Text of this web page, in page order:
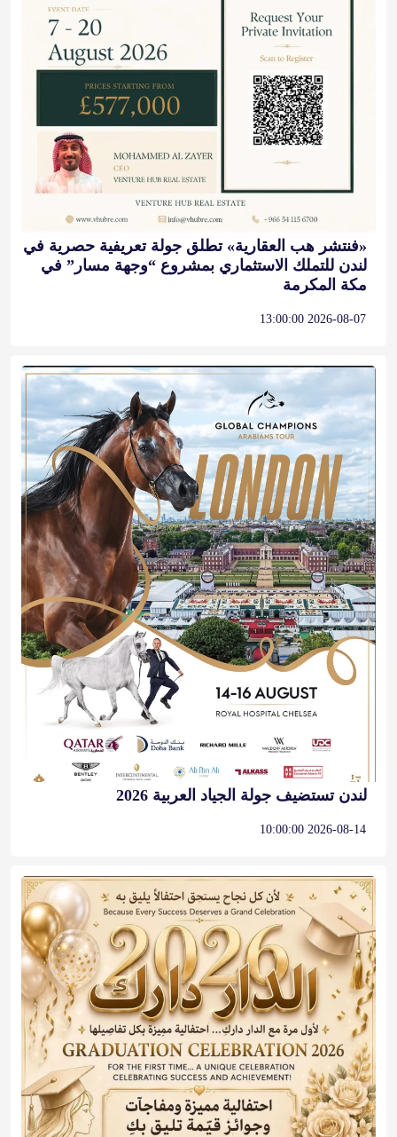
«فنتشر هب العقارية» تطلق جولة تعريفية حصرية في
لندن للتملك الاستثماري بمشروع “وجهة مسار” في
مكة المكرمة
2026-08-07 13:00:00
لندن تستضيف جولة الجياد العربية 2026
2026-08-14 10:00:00